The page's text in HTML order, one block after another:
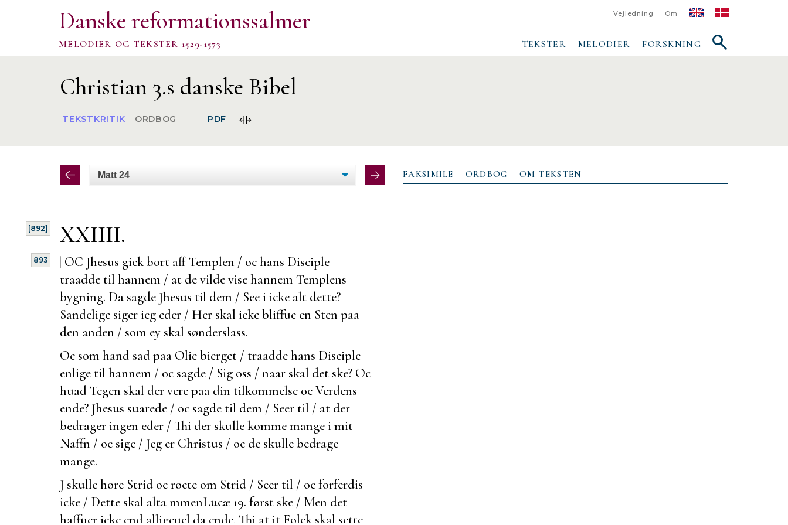
Danske reformationssalmer
MELODIER OG TEKSTER 1529-1573
Vejledning Om
TEKSTER MELODIER FORSKNING
Vis/skjul
søgefelt
Christian 3.s danske Bibel
TEKSTKRITIK ORDBOG PDF
FORØG/FORMINDSK
[892] XXIIII.
|
893
OC Jhesus gick bort aff Templen / oc hans Disciple
traadde til hannem / at de vilde vise hannem Templens
bygning. Da sagde Jhesus til dem / See i icke alt dette?
Sandelige siger ieg eder / Her skal icke bliffue en Sten paa
den anden / som ey skal sønderslass.
Oc som hand sad paa Olie bierget / traadde hans Disciple
enlige til hannem / oc sagde / Sig oss / naar skal det ske? Oc
huadTegen skal der vere paa din tilkommelse oc Verdens
ende? Jhesus suarede / oc sagde til dem / Seer til / at der
bedrager ingen eder / Thi der skulle komme mange i mit
Naffn / oc sige / Jeg er Christus / oc de skulle bedrage
mange.
J skulle høre Strid oc røcte om Strid / Seer til / oc forferdis
icke / Dette skal alta mmenLucæ 19. først ske / Men det
haffuer icke end alligeuel da ende. Thi at it Folck skal sette
FAKSIMILE ORDBOG OM TEKSTEN